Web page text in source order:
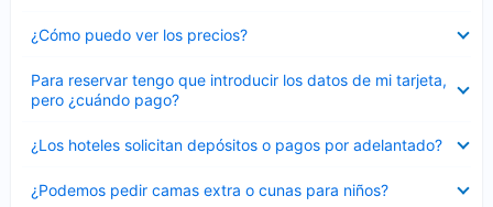
¿Cómo puedo ver los precios?
cerrado
Para reservar tengo que introducir los datos de mi tarjeta,
pero ¿cuándo pago?
cerrado
¿Los hoteles solicitan depósitos o pagos por adelantado?
cerrado
¿Podemos pedir camas extra o cunas para niños?
cerrado